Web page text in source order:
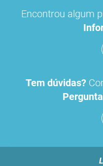
Encontrou algum
Tem dúvidas?